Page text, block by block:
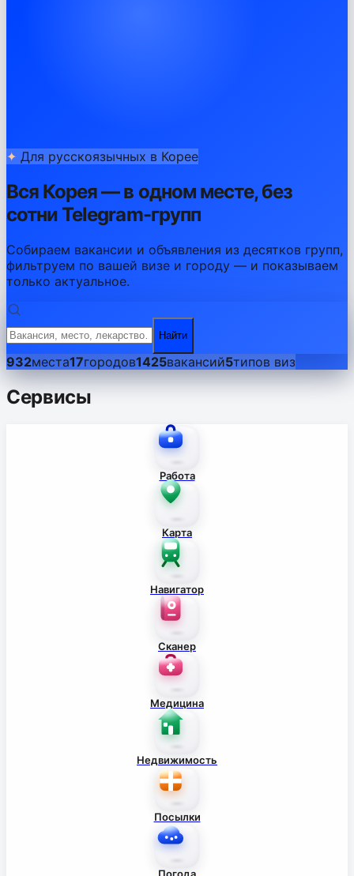
✦ Для русскоязычных в Корее
Вся Корея — в одном месте, без
сотни Telegram-групп
Собираем вакансии и объявления из десятков групп,
фильтруем по вашей визе и городу — и показываем
только актуальное.
Найти
932места17городов1425вакансий5типов виз
Сервисы
Работа
Карта
Навигатор
Сканер
Медицина
Недвижимость
Посылки
Погода